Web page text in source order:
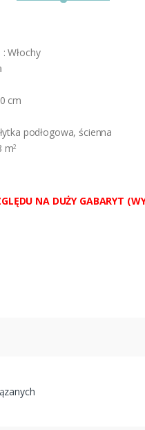
Włochy
cm
podłogowa, ścienna
m2
NA DUŻY GABARYT